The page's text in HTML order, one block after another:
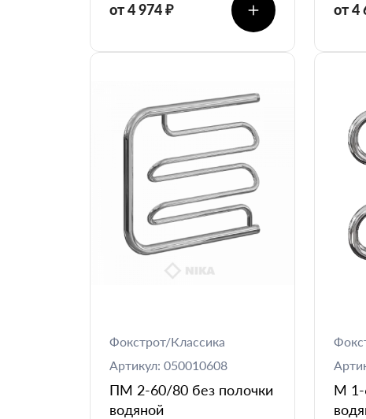
от 4 974 ₽ от 4
Фокстрот/Классика
Артикул: 050010608
ПМ 2-60/80 без полочки
водяной
М 1-